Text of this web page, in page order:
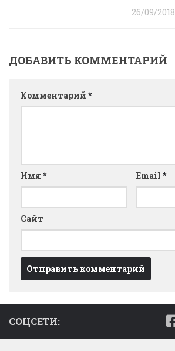
26/09/2018
ДОБАВИТЬ КОММЕНТАРИЙ
Комментарий *
Имя * Email *
Сайт
СОЦСЕТИ: